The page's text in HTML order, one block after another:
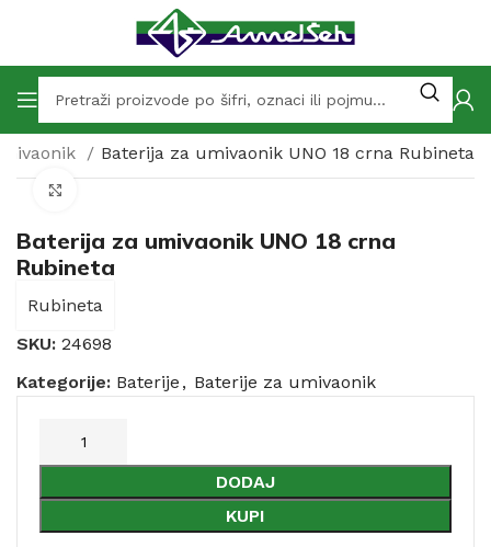
Baterija za umivaonik UNO 18 crna Rubineta
Baterija za umivaonik UNO 18 crna
Rubineta
Rubineta
SKU: 24698
Kategorije: Baterije , Baterije za umivaonik
DODAJ
KUPI